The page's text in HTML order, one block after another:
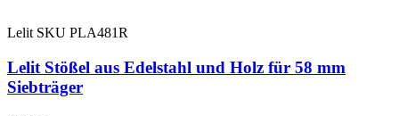
Lelit SKU PLA481R
Lelit Stößel aus Edelstahl und Holz für 58 mm
Siebträger